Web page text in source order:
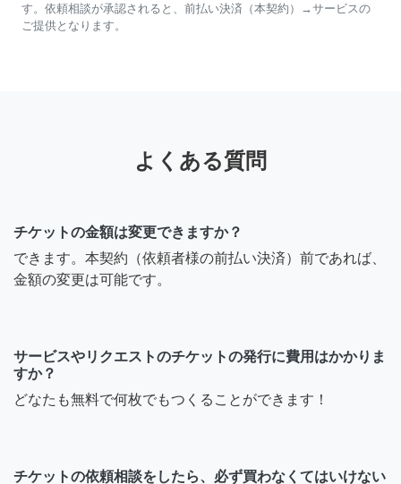
す。依頼相談が承認されると、前払い決済（本契約）→サービスの
ご提供となります。
よくある質問
チケットの金額は変更できますか？
できます。本契約（依頼者様の前払い決済）前であれば、
金額の変更は可能です。
サービスやリクエストのチケットの発行に費用はかかりま
すか？
どなたも無料で何枚でもつくることができます！
チケットの依頼相談をしたら、必ず買わなくてはいけない